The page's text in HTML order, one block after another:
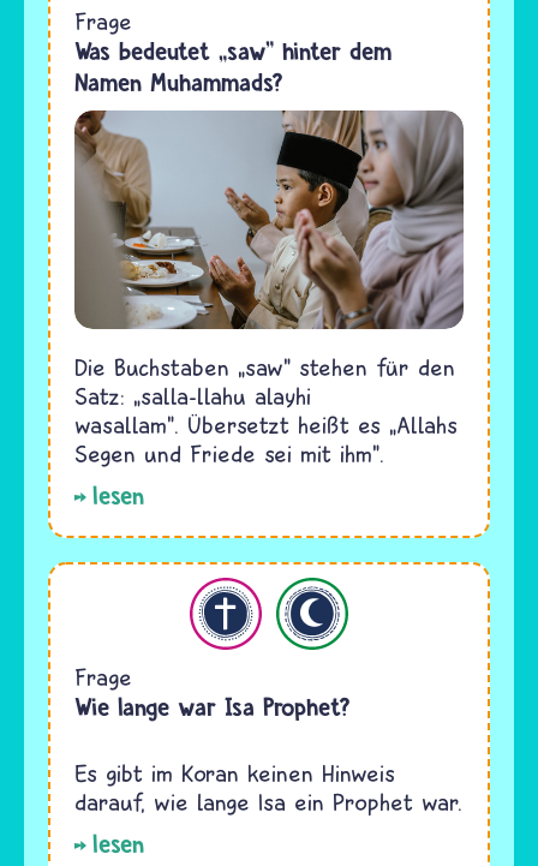
Frage
Was bedeutet „saw" hinter dem
Namen Muhammads?
Die Buchstaben „saw" stehen für den
Satz: „salla-llahu alayhi
wasallam". Übersetzt heißt es „Allahs
Segen und Friede sei mit ihm".
lesen
Frage
Wie lange war Isa Prophet?
Es gibt im Koran keinen Hinweis
darauf, wie lange Isa ein Prophet war.
lesen